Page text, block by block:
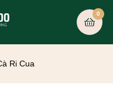
0
Ri Cua